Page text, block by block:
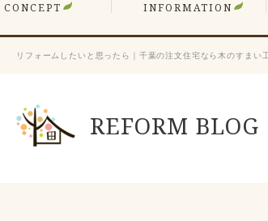
CONCEPT
や漆喰の自然素材
も最上の構造計算
査で信頼の品質
えるデザイン・設計
を楽しむ、遊び心の家
支える心地よさ
も住み継ぐ木の家
のこだわり
りステップ
INFORMATION
見学会・イベント情報
営業エリア
新着情報
スタッフ紹介
会長ブログ
社長ブログ
スタッフブログ
お客様の声
業者会「ふくろう会」
プレスリリース
採用情報
リフォームしたいと思ったら｜千葉の注文住宅なら木のすまい
REFORM BLOG